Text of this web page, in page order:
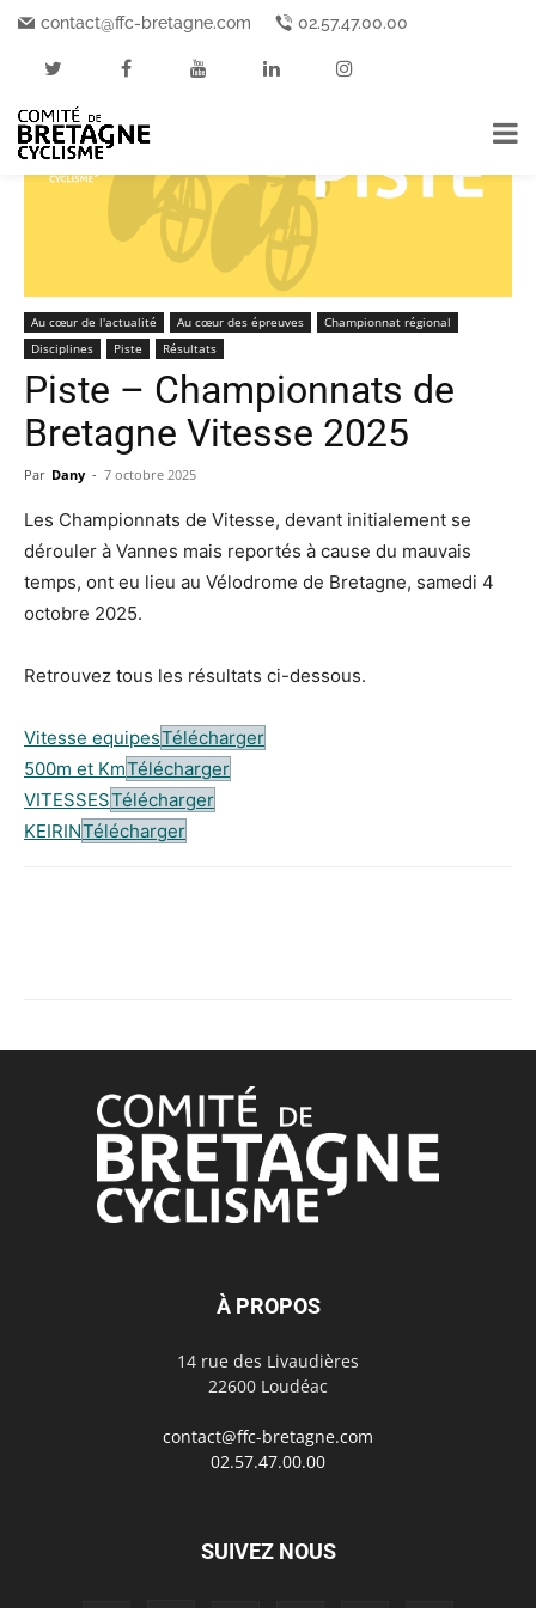
contact@ffc-bretagne.com 02.57.47.00.00
Accueil Au cœur de l'actualité
Au cœur de l'actualité Au cœur des épreuves
Championnat régional
Disciplines
Piste Résultats
Piste – Championnats de
Bretagne Vitesse 2025
Par Dany - 7 octobre 2025
Les Championnats de Vitesse, devant initialement se
dérouler à Vannes mais reportés à cause du mauvais
temps, ont eu lieu au Vélodrome de Bretagne, samedi 4
octobre 2025.
Retrouvez tous les résultats ci-dessous.
Vitesse equipesTélécharger
500m et KmTélécharger
VITESSESTélécharger
KEIRINTélécharger
À PROPOS
14 rue des Livaudières
22600 Loudéac
contact@ffc-bretagne.com
02.57.47.00.00
SUIVEZ NOUS